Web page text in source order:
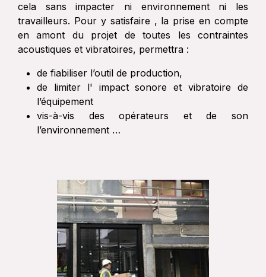
cela sans impacter ni environnement ni les
travailleurs. Pour y satisfaire , la prise en compte
en amont du projet de toutes les contraintes
acoustiques et vibratoires, permettra :
de fiabiliser l’outil de production,
de limiter l' impact sonore et vibratoire de
l’équipement
vis-à-vis des opérateurs et de son
l’environnement …